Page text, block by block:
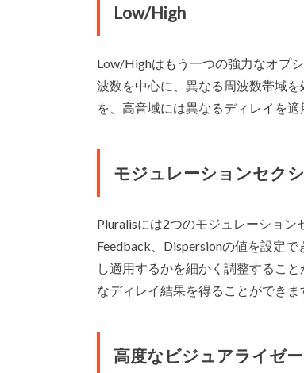
Low/High
Low/Highはもう一つの強力なオプ
波数を中心に、異なる周波数帯域
を、高音域には異なるディレイを
モジュレーションセク
Pluralisには2つのモジュレーション
Feedback、Dispersionの値を設定
し適用するかを細かく調整するこ
なディレイ結果を得ることができま
高度なビジュアライゼ